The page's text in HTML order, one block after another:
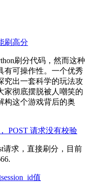
刷高分
刷分代码，然而这种
有可操作性。一个优秀
究出一套科学的玩法攻
家彻底摆脱被人嘲笑的
构这个游戏背后的奥
POST 请求没有校验
请求，直接刷分，目前
值